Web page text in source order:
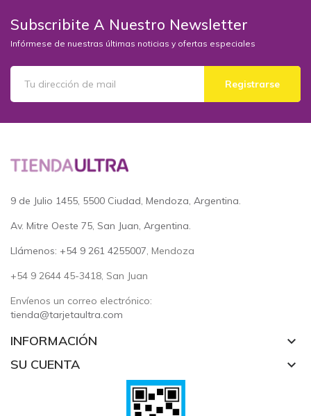
Subscribite A Nuestro Newsletter
Infórmese de nuestras últimas noticias y ofertas especiales
Registrarse
9 de Julio 1455, 5500 Ciudad, Mendoza, Argentina.
Av. Mitre Oeste 75, San Juan, Argentina.
Llámenos: +54 9 261 4255007, Mendoza
+54 9 2644 45-3418, San Juan
Envíenos un correo electrónico:
tienda@tarjetaultra.com
INFORMACIÓN keyboard_arrow_down
SU CUENTA keyboard_arrow_down